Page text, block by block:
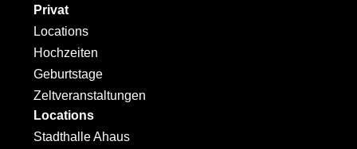
Privat
Locations
Hochzeiten
Geburtstage
Zeltveranstaltungen
Locations
Stadthalle Ahaus